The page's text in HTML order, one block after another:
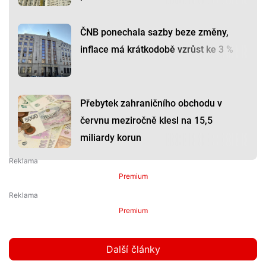
ČNB ponechala sazby beze změny,
inflace má krátkodobě vzrůst ke 3 %
Přebytek zahraničního obchodu v
červnu meziročně klesl na 15,5
miliardy korun
Premium
Premium
Další články